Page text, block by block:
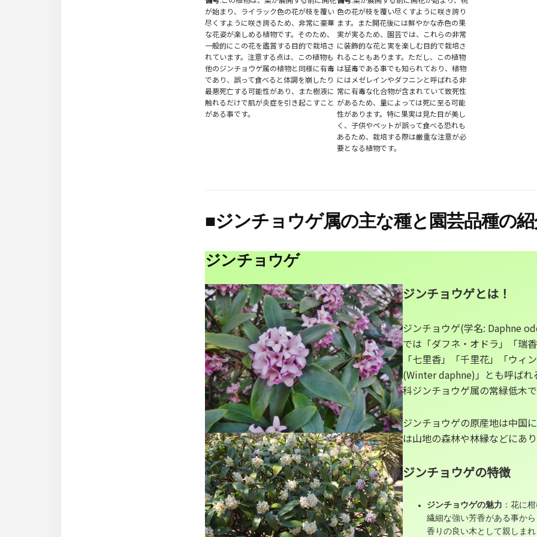
が始まり、ライラック色の花が枝を覆い
尽くすように咲き誇るため、非常に豪華
な花姿が楽しめる植物です。そのため、
一般的にこの花を鑑賞する目的で栽培さ
れています。注意する点は、この植物も
他のジンチョウゲ属の植物と同様に有毒
であり、誤って食べると体調を崩したり
最悪死亡する可能性があり、また樹液に
触れるだけで肌が炎症を引き起こすこと
がある事です。
色の花が枝を覆い尽くすように咲き誇り
ます。また開花後には鮮やかな赤色の果
実が実るため、園芸では、これらの非常
に装飾的な花と実を楽しむ目的で栽培さ
れることもあります。ただし、この植物
は猛毒である事でも知られており、植物
にはメゼレインやダフニンと呼ばれる非
常に有毒な化合物が含まれていて致死性
があるため、量によっては死に至る可能
性があります。特に果実は見た目が美し
く、子供やペットが誤って食べる恐れも
あるため、栽培する際は厳重な注意が必
要となる植物です。
■ジンチョウゲ属の主な種と園芸品種の
ジンチョウゲ
ジンチョウゲとは！
ジンチョウゲ(学名: Daphne
では「ダフネ・オドラ」「瑞
「七里香」「千里花」「ウィ
(Winter daphne)」とも呼ばれ
科ジンチョウゲ属の常緑低木
ジンチョウゲの原産地は中国
は山地の森林や林縁などにあ
ジンチョウゲの特徴
ジンチョウゲの魅力 ：花に
繊細な強い芳香がある事か
香りの良い木として親しま